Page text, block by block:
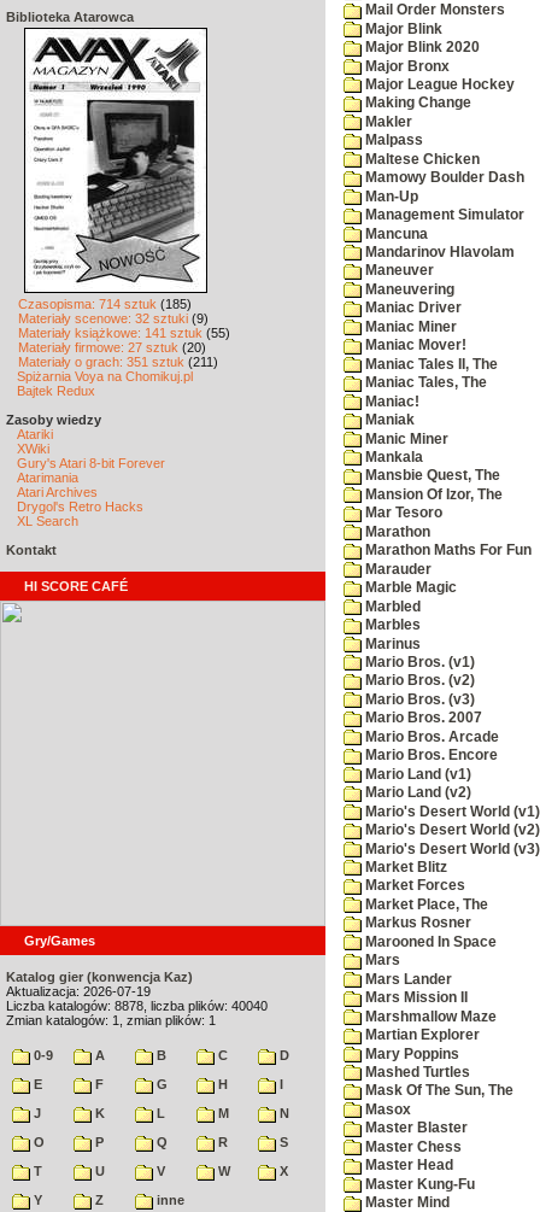
Biblioteka Atarowca
Czasopisma: 714 sztuk (185)
Materiały scenowe: 32 sztuki (9)
Materiały książkowe: 141 sztuk (55)
Materiały firmowe: 27 sztuk (20)
Materiały o grach: 351 sztuk (211)
Spiżarnia Voya na Chomikuj.pl
Bajtek Redux
Zasoby wiedzy
Atariki
XWiki
Gury's Atari 8-bit Forever
Atarimania
Atari Archives
Drygol's Retro Hacks
XL Search
Kontakt
HI SCORE CAFÉ
Gry/Games
Katalog gier (konwencja Kaz)
Aktualizacja: 2026-07-19
Liczba katalogów: 8878, liczba plików: 40040
Zmian katalogów: 1, zmian plików: 1
0-9 A B C
D
E
F G H
I
J
K L M
N
O
P Q R
S
T
U V W
X
Y
Z
inne
Mail Order Monsters
Major Blink
Major Blink 2020
Major Bronx
Major League Hockey
Making Change
Makler
Malpass
Maltese Chicken
Mamowy Boulder Dash
Man-Up
Management Simulator
Mancuna
Mandarinov Hlavolam
Maneuver
Maneuvering
Maniac Driver
Maniac Miner
Maniac Mover!
Maniac Tales II, The
Maniac Tales, The
Maniac!
Maniak
Manic Miner
Mankala
Mansbie Quest, The
Mansion Of Izor, The
Mar Tesoro
Marathon
Marathon Maths For Fun
Marauder
Marble Magic
Marbled
Marbles
Marinus
Mario Bros. (v1)
Mario Bros. (v2)
Mario Bros. (v3)
Mario Bros. 2007
Mario Bros. Arcade
Mario Bros. Encore
Mario Land (v1)
Mario Land (v2)
Mario's Desert World (v1)
Mario's Desert World (v2)
Mario's Desert World (v3)
Market Blitz
Market Forces
Market Place, The
Markus Rosner
Marooned In Space
Mars
Mars Lander
Mars Mission II
Marshmallow Maze
Martian Explorer
Mary Poppins
Mashed Turtles
Mask Of The Sun, The
Masox
Master Blaster
Master Chess
Master Head
Master Kung-Fu
Master Mind